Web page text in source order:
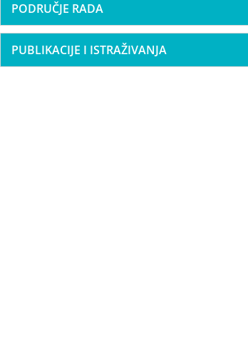
PODRUČJE RADA
PUBLIKACIJE I ISTRAŽIVANJA